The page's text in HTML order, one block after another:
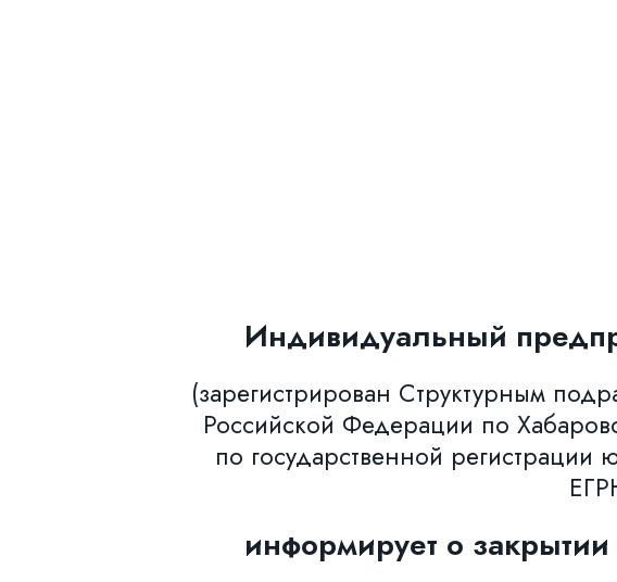
Индивидуальный
(зарегистрирован Структурным
Российской Федерации по
по государственной
информирует о